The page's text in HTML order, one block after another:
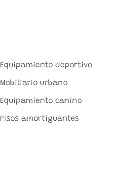
Equipamiento deportivo
Mobiliario urbano
Equipamiento canino
Pisos amortiguantes